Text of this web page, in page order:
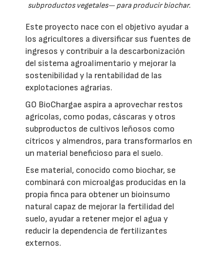
subproductos vegetales— para producir biochar.
Este proyecto nace con el objetivo ayudar a
los agricultores a diversificar sus fuentes de
ingresos y contribuir a la descarbonización
del sistema agroalimentario y mejorar la
sostenibilidad y la rentabilidad de las
explotaciones agrarias.
GO BioChargae aspira a aprovechar restos
agrícolas, como podas, cáscaras y otros
subproductos de cultivos leñosos como
cítricos y almendros, para transformarlos en
un material beneficioso para el suelo.
Ese material, conocido como biochar, se
combinará con microalgas producidas en la
propia finca para obtener un bioinsumo
natural capaz de mejorar la fertilidad del
suelo, ayudar a retener mejor el agua y
reducir la dependencia de fertilizantes
externos.